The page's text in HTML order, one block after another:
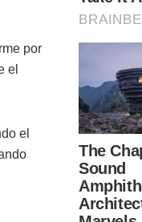
por
el
el